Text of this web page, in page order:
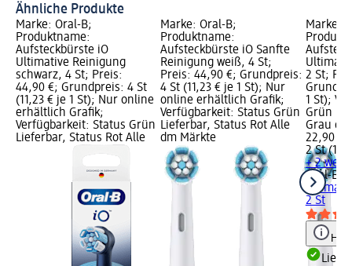
Ähnliche Produkte
Marke: Oral-B;
Produktname:
Aufsteckbürste iO
Ultimative Reinigung
schwarz, 4 St; Preis:
44,90 €; Grundpreis: 4 St
(11,23 € je 1 St); Nur online
erhältlich Grafik;
Verfügbarkeit: Status Grün
Lieferbar, Status Rot Alle
Marke: Oral-B;
Produktname:
Aufsteckbürste iO Sanfte
Reinigung weiß, 4 St;
Preis: 44,90 €; Grundpreis:
4 St (11,23 € je 1 St); Nur
online erhältlich Grafik;
Verfügbarkeit: Status Grün
Lieferbar, Status Rot Alle
dm Märkte
Marke:
2 St;
1 St);
Grün
Grau
22,90 €
2 St
+ 2
Oral-B
2 St